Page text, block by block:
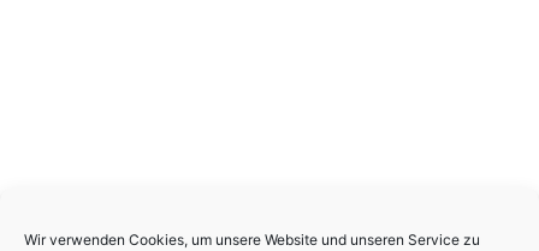
Wir verwenden Cookies, um unsere Website und unseren Service zu